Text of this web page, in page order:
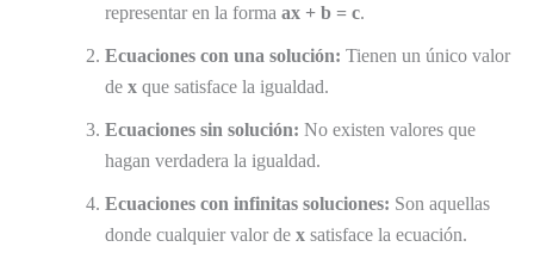
representar en la forma ax + b = c.
Ecuaciones con una solución: Tienen un único valor
de x que satisface la igualdad.
Ecuaciones sin solución: No existen valores que
hagan verdadera la igualdad.
Ecuaciones con infinitas soluciones: Son aquellas
donde cualquier valor de x satisface la ecuación.